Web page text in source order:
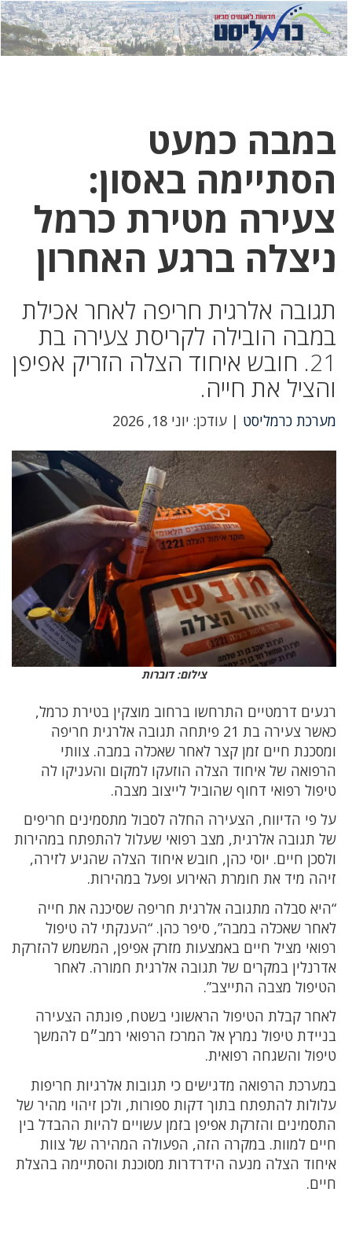
לחץ
כאן
לחץ
כדי
במבה כמעט
הסתיימה באסון:
צעירה מטירת כרמל
ניצלה ברגע האחרון
תגובה אלרגית חריפה לאחר אכילת
במבה הובילה לקריסת צעירה בת
21. חובש איחוד הצלה הזריק אפיפן
והציל את חייה.
מערכת כרמליסט | עודכן: יוני 18, 2026
צילום: דוברות
רגעים דרמטיים התרחשו ברחוב מוצקין בטירת כרמל,
כאשר צעירה בת 21 פיתחה תגובה אלרגית חריפה
ומסכנת חיים זמן קצר לאחר שאכלה במבה. צוותי
הרפואה של איחוד הצלה הוזעקו למקום והעניקו לה
טיפול רפואי דחוף שהוביל לייצוב מצבה.
על פי הדיווח, הצעירה החלה לסבול מתסמינים חריפים
של תגובה אלרגית, מצב רפואי שעלול להתפתח במהירות
ולסכן חיים. יוסי כהן, חובש איחוד הצלה שהגיע לזירה,
זיהה מיד את חומרת האירוע ופעל במהירות.
“היא סבלה מתגובה אלרגית חריפה שסיכנה את חייה
לאחר שאכלה במבה”, סיפר כהן. “הענקתי לה טיפול
רפואי מציל חיים באמצעות מזרק אפיפן, המשמש להזרקת
אדרנלין במקרים של תגובה אלרגית חמורה. לאחר
הטיפול מצבה התייצב”.
לאחר קבלת הטיפול הראשוני בשטח, פונתה הצעירה
בניידת טיפול נמרץ אל המרכז הרפואי רמב״ם להמשך
טיפול והשגחה רפואית.
במערכת הרפואה מדגישים כי תגובות אלרגיות חריפות
עלולות להתפתח בתוך דקות ספורות, ולכן זיהוי מהיר של
התסמינים והזרקת אפיפן בזמן עשויים להיות ההבדל בין
חיים למוות. במקרה הזה, הפעולה המהירה של צוות
איחוד הצלה מנעה הידרדרות מסוכנת והסתיימה בהצלת
חיים.